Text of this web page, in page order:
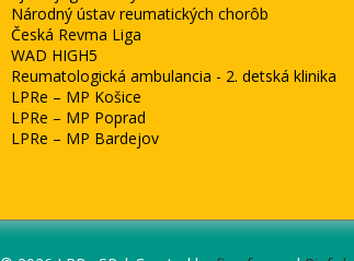
Národný ústav reumatických chorôb
Česká Revma Liga
WAD HIGH5
Reumatologická ambulancia - 2. detská klinika
LPRe – MP Košice
LPRe – MP Poprad
LPRe – MP Bardejov